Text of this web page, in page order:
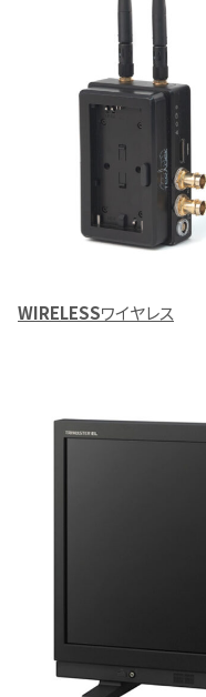
WIRELESSワイヤレス